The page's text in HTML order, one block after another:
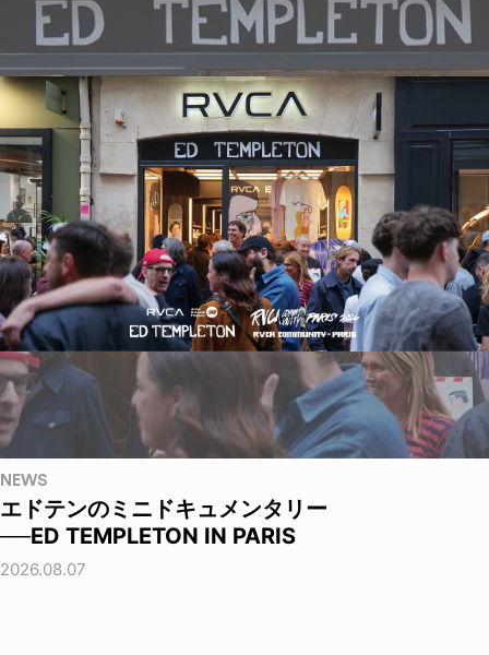
NEWS
エドテンのミニドキュメンタリー
──ED TEMPLETON IN PARIS
2026.08.07